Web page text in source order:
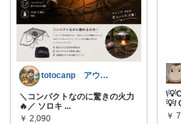
totocanp アウトドア
＼コンパクトなのに驚きの火力
🔥／ ソロキ ...
￥ 2,090
💡/
￥